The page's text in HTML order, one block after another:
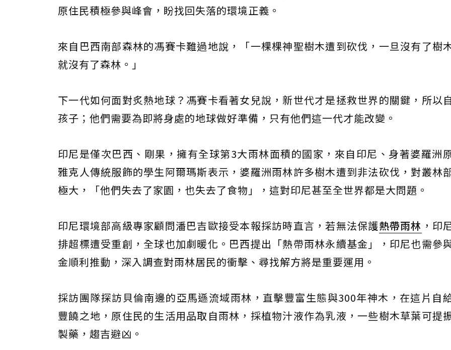
原住民積極參與峰會，盼找回失落的環境正義。
來自巴西南部森林的馮賽卡難過地說，「一棵棵神聖樹木遭到砍伐，一旦沒有了樹
就沒有了森林。」
下一代如何面對炙熱地球？馮賽卡看著女兒說，新世代才是拯救世界的關鍵，所以
孩子；他們需要為即將身處的地球做好準備，只有他們這一代才能改變。
印尼是僅次巴西、剛果，擁有全球第3大雨林面積的國家，來自印尼、身著婆羅洲
雅克人傳統服飾的學生阿爾瑪斯表示，婆羅洲雨林許多樹木遭到非法砍伐，對叢林
極大，「他們失去了家園，也失去了食物」，這對印尼甚至全世界都是大問題。
印尼環境部高級專家顧問潘巴吉歐接受本報採訪時直言，若無法保護熱帶雨林 ，印
排超標遭受重創，全球也加劇暖化。巴西提出「熱帶雨林永續基金」，印尼也需參
金順利推動，深入調查對雨林居民的衝擊、尋找解方將是重要運用。
採訪團隊探訪貝倫南邊的亞馬遜流域雨林，直擊豐富生態與300年神木，在這片自
豐饒之地，原住民的生活用品取自雨林，採植物汁液作為乳液，一些樹木草葉可提
製藥，趨吉避凶。